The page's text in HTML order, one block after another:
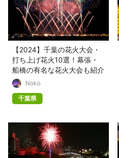
【2024】千葉の花火大会・
打ち上げ花火10選！幕張・
船橋の有名な花火大会も紹介
Noko
千葉県